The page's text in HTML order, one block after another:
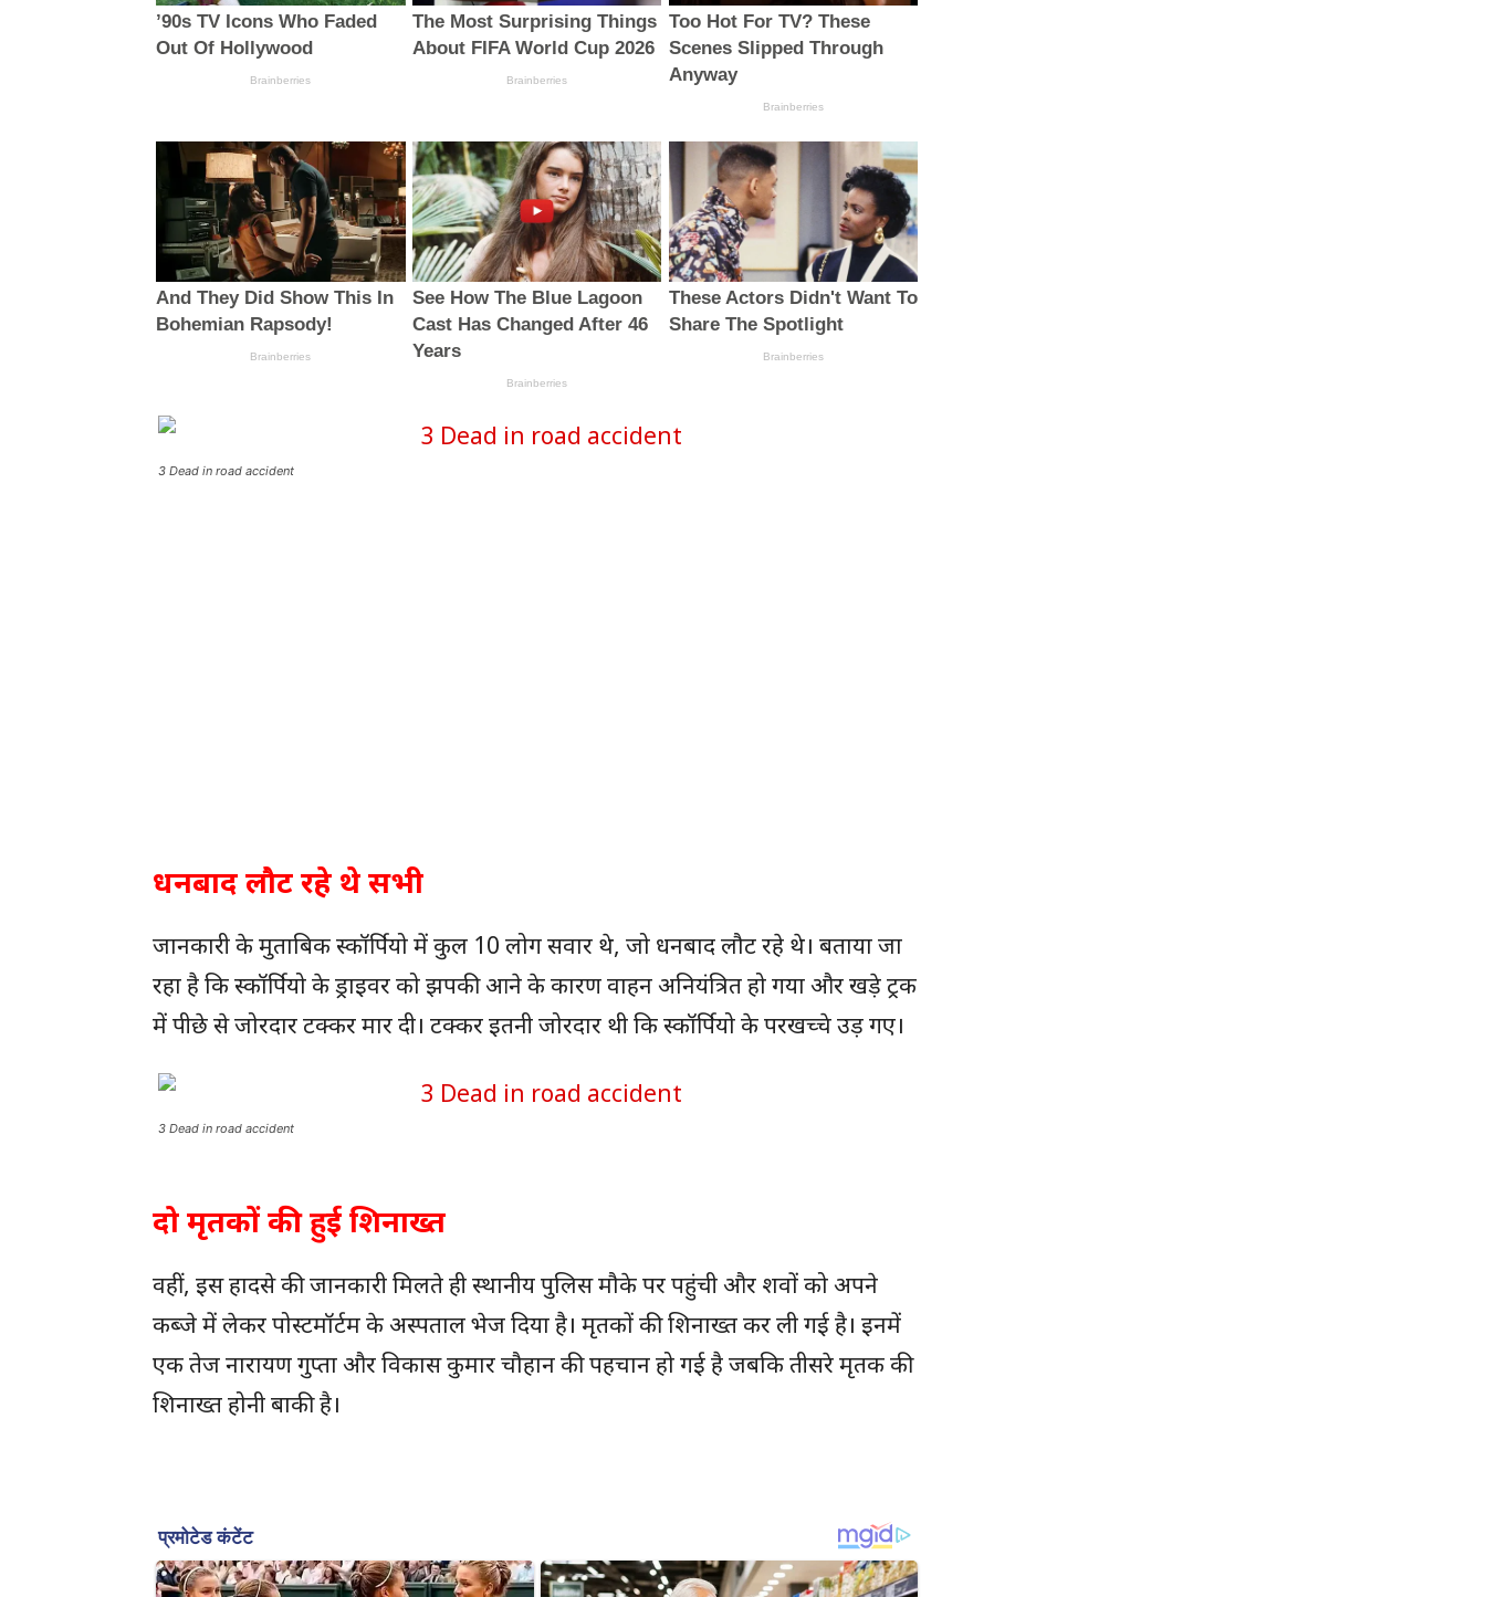
3 Dead in road accident
धनबाद लौट रहे थे सभी
जानकारी के मुताबिक स्कॉर्पियो में कुल 10 लोग सवार थे, जो धनबाद लौट रहे थे। बताया जा
रहा है कि स्कॉर्पियो के ड्राइवर को झपकी आने के कारण वाहन अनियंत्रित हो गया और खड़े ट्रक
में पीछे से जोरदार टक्कर मार दी। टक्कर इतनी जोरदार थी कि स्कॉर्पियो के परखच्चे उड़ गए।
3 Dead in road accident
दो मृतकों की हुई शिनाख्त
वहीं, इस हादसे की जानकारी मिलते ही स्थानीय पुलिस मौके पर पहुंची और शवों को अपने
कब्जे में लेकर पोस्टमॉर्टम के अस्पताल भेज दिया है। मृतकों की शिनाख्त कर ली गई है। इनमें
एक तेज नारायण गुप्ता और विकास कुमार चौहान की पहचान हो गई है जबकि तीसरे मृतक की
शिनाख्त होनी बाकी है।